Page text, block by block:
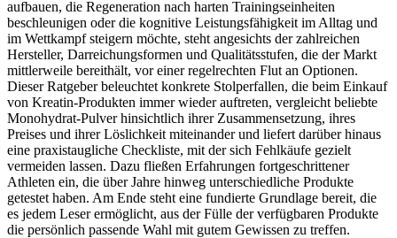
aufbauen, die Regeneration nach harten Trainingseinheiten
beschleunigen oder die kognitive Leistungsfähigkeit im Alltag und
im Wettkampf steigern möchte, steht angesichts der zahlreichen
Hersteller, Darreichungsformen und Qualitätsstufen, die der Markt
mittlerweile bereithält, vor einer regelrechten Flut an Optionen.
Dieser Ratgeber beleuchtet konkrete Stolperfallen, die beim Einkauf
von Kreatin-Produkten immer wieder auftreten, vergleicht beliebte
Monohydrat-Pulver hinsichtlich ihrer Zusammensetzung, ihres
Preises und ihrer Löslichkeit miteinander und liefert darüber hinaus
eine praxistaugliche Checkliste, mit der sich Fehlkäufe gezielt
vermeiden lassen. Dazu fließen Erfahrungen fortgeschrittener
Athleten ein, die über Jahre hinweg unterschiedliche Produkte
getestet haben. Am Ende steht eine fundierte Grundlage bereit, die
es jedem Leser ermöglicht, aus der Fülle der verfügbaren Produkte
die persönlich passende Wahl mit gutem Gewissen zu treffen.